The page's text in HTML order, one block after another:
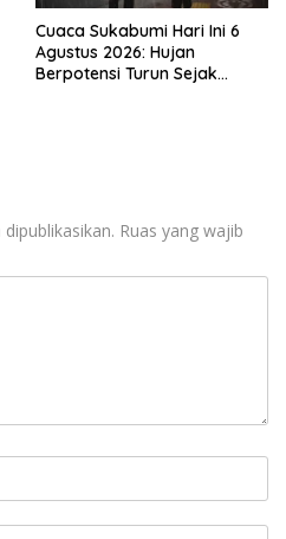
Cuaca Sukabumi Hari Ini 6
Agustus 2026: Hujan
Berpotensi Turun Sejak
Ruas yang wajib